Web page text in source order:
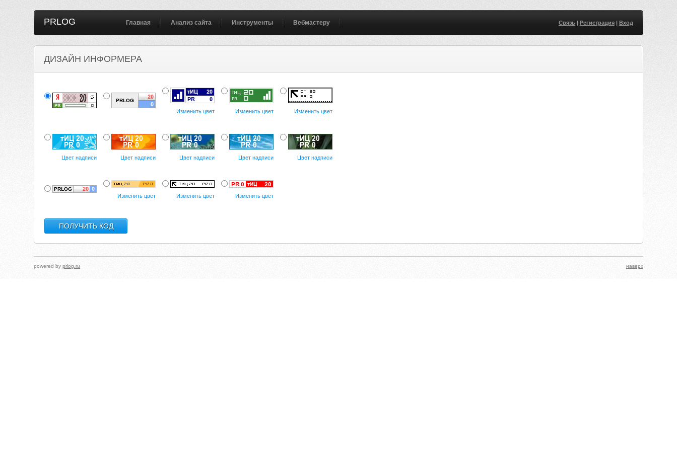
PRLOG Главная Анализ сайта Инструменты Вебмастеру Связь| Регистрация| Вход
ДИЗАЙН ИНФОРМЕРА
Изменить цвет Изменить цвет Изменить цвет
Цвет надписи Цвет надписи Цвет надписи Цвет надписи Цвет надписи
Изменить цвет Изменить цвет Изменить цвет
powered byprlog.ru наверх